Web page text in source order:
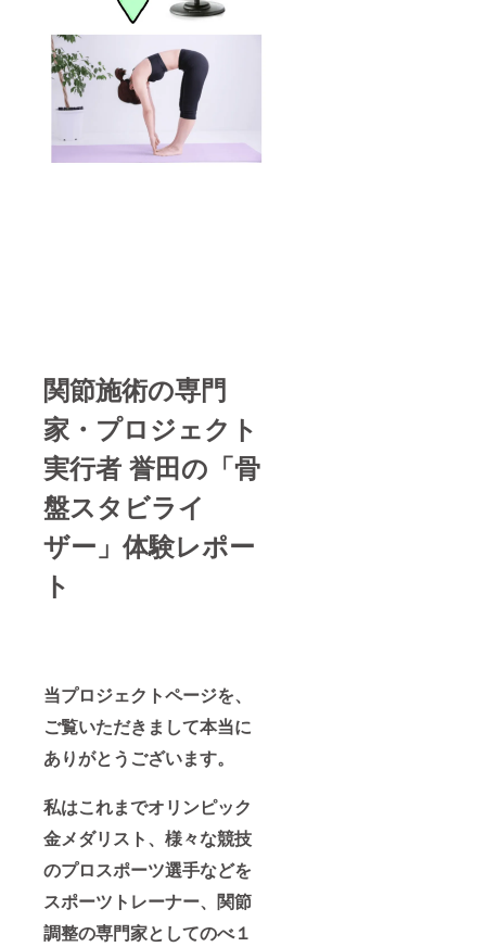
関節施術の専門
家・プロジェクト
実行者 誉田の「骨
盤スタビライ
ザー」体験レポー
ト
当プロジェクトページを、
ご覧いただきまして本当に
ありがとうございます。
私はこれまでオリンピック
金メダリスト、様々な競技
のプロスポーツ選手などを
スポーツトレーナー、関節
調整の専門家としてのべ１